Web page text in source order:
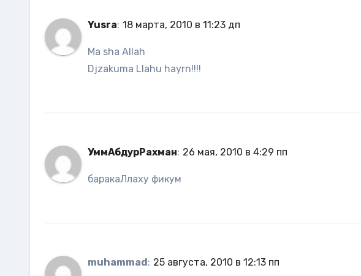
Yusra: 18 марта, 2010 в 11:23 дп
Ma sha Allah
Djzakuma Llahu hayrn!!!!
УммАбдурРахман: 26 мая, 2010 в 4:29 пп
баракаЛлаху фикум
muhammad: 25 августа, 2010 в 12:13 пп